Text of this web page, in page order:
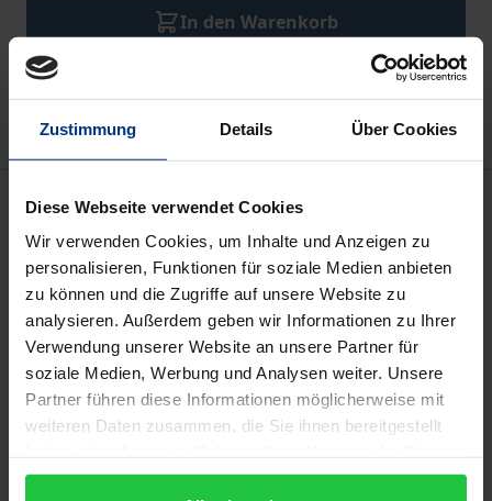
Zustimmung Details Über Cookies
Diese Webseite verwendet Cookies
Wir verwenden Cookies, um Inhalte und Anzeigen zu
personalisieren, Funktionen für soziale Medien anbieten
zu können und die Zugriffe auf unsere Website zu
analysieren. Außerdem geben wir Informationen zu Ihrer
Verwendung unserer Website an unsere Partner für
soziale Medien, Werbung und Analysen weiter. Unsere
Partner führen diese Informationen möglicherweise mit
weiteren Daten zusammen, die Sie ihnen bereitgestellt
gesammelt haben.
In den Warenkorb
Zur Wunschliste hinzufügen
Hinweise zu Versandkosten
Beschreibung
Alte Menschen mit Hilfe- und Pflegebedarf, die in
Altenpflegeeinrichtungen leben, haben nicht nur
Anspruch auf eine qualitätsvolle medizinisch-
pflegerische Versorgung, sondern explizit das Recht
auf ein selbstbestimmtes Leben, das ihnen
gesellschaftliche Teilhabe ermöglicht. Dazu
Behindertenrechtskonvention. Das